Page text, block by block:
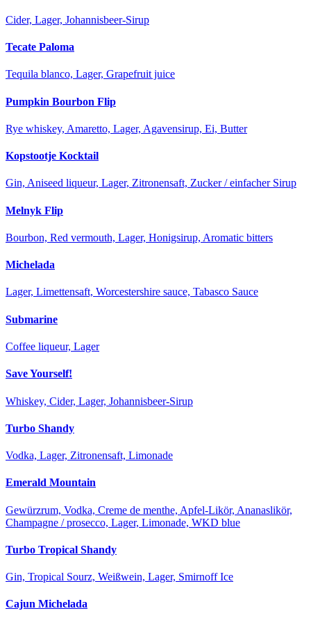
Cider, Lager, Johannisbeer-Sirup
Tecate Paloma
Tequila blanco, Lager, Grapefruit juice
Pumpkin Bourbon Flip
Rye whiskey, Amaretto, Lager, Agavensirup, Ei, Butter
Kopstootje Kocktail
Gin, Aniseed liqueur, Lager, Zitronensaft, Zucker / einfacher Sirup
Melnyk Flip
Bourbon, Red vermouth, Lager, Honigsirup, Aromatic bitters
Michelada
Lager, Limettensaft, Worcestershire sauce, Tabasco Sauce
Submarine
Coffee liqueur, Lager
Save Yourself!
Whiskey, Cider, Lager, Johannisbeer-Sirup
Turbo Shandy
Vodka, Lager, Zitronensaft, Limonade
Emerald Mountain
Gewürzrum, Vodka, Creme de menthe, Apfel-Likör, Ananaslikör,
Champagne / prosecco, Lager, Limonade, WKD blue
Turbo Tropical Shandy
Gin, Tropical Sourz, Weißwein, Lager, Smirnoff Ice
Cajun Michelada